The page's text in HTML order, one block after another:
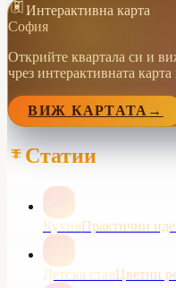
Интерактивна карта
София
Открийте квартала си и
чрез интерактивната
ВИЖ КАРТАТА →
Статии
КухняПрактични
Детска стаяЦветни